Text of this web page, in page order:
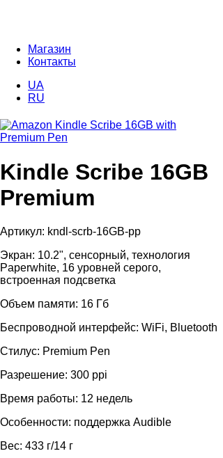
Магазин
Контакты
UA
RU
Kindle Scribe 16GB
Premium
Артикул: kndl-scrb-16GB-pp
Экран: 10.2", сенсорный, технология
Paperwhite, 16 уровней серого,
встроенная подсветка
Объем памяти: 16 Гб
Беспроводной интерфейс: WiFi, Bluetooth
Стилус: Premium Pen
Разрешение: 300 ppi
Время работы: 12 недель
Особенности: поддержка Audible
Вес: 433 г/14 г